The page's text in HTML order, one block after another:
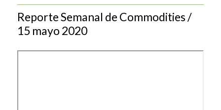
Reporte Semanal de Commodities /
15 mayo 2020